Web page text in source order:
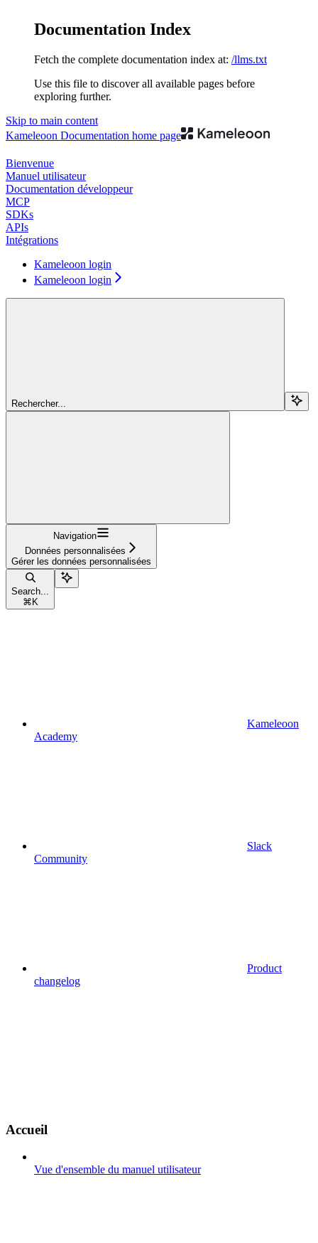
Documentation Index
Fetch the complete documentation index at: /llms.txt
Use this file to discover all available pages before
exploring further.
Skip to main content
Kameleoon Documentation home page
Bienvenue
Manuel utilisateur
Documentation développeur
MCP
SDKs
APIs
Intégrations
Kameleoon login
Kameleoon login
Rechercher...
Navigation
Données personnalisées
Gérer les données personnalisées
Search...
⌘ K
Kameleoon
Academy
Slack
Community
Product
changelog
Accueil
Vue d'ensemble du manuel utilisateur